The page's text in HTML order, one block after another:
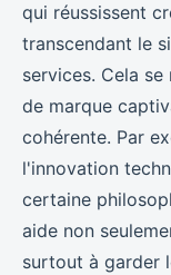
qui réussissent
transcendant le
services. Cela
de marque
cohérente. Par
l'innovation
certaine
aide non
surtout à garder